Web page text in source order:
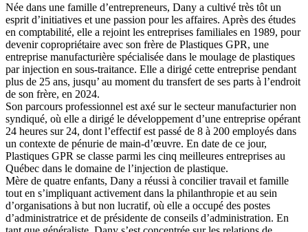
Née dans une famille d’entrepreneurs, Dany a cultivé très tôt un
esprit d’initiatives et une passion pour les affaires. Après des études
en comptabilité, elle a rejoint les entreprises familiales en 1989, pour
devenir copropriétaire avec son frère de Plastiques GPR, une
entreprise manufacturière spécialisée dans le moulage de plastiques
par injection en sous-traitance. Elle a dirigé cette entreprise pendant
plus de 25 ans, jusqu’ au moment du transfert de ses parts à l’endroit
de son frère, en 2024.
Son parcours professionnel est axé sur le secteur manufacturier non
syndiqué, où elle a dirigé le développement d’une entreprise opérant
24 heures sur 24, dont l’effectif est passé de 8 à 200 employés dans
un contexte de pénurie de main-d’œuvre. En date de ce jour,
Plastiques GPR se classe parmi les cinq meilleures entreprises au
Québec dans le domaine de l’injection de plastique.
Mère de quatre enfants, Dany a réussi à concilier travail et famille
tout en s’impliquant activement dans la philanthropie et au sein
d’organisations à but non lucratif, où elle a occupé des postes
d’administratrice et de présidente de conseils d’administration. En